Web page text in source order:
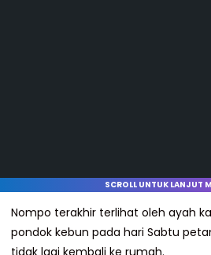
SCROLL UNTUK LANJUT
Nompo terakhir terlihat oleh ayah
pondok kebun pada hari Sabtu